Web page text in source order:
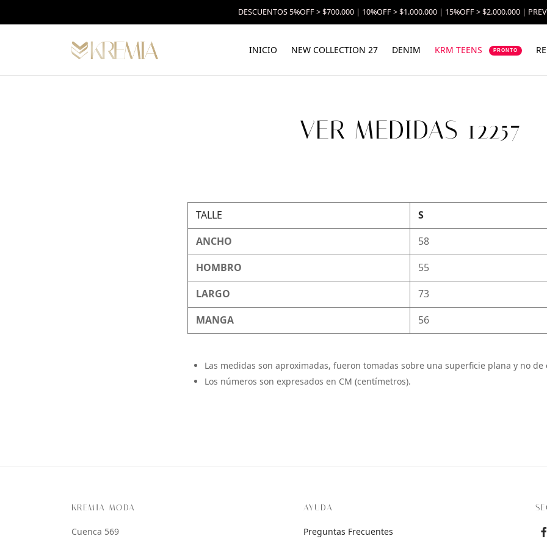
DESCUENTOS 5%OFF > $700.000 | 10%OFF > $1.000.000 | 15%OFF > $2.000.000 |
INICIO NEW COLLECTION 27 DENIM KRM TEENS PRONTO
VER MEDIDAS 12257
TALLE
S
ANCHO
58
HOMBRO
55
LARGO
73
MANGA
56
Las medidas son aproximadas, fueron tomadas sobre una superficie plana y no de
Los números son expresados en CM (centímetros).
KREMIA MODA
Cuenca 569
AYUDA
Preguntas Frecuentes